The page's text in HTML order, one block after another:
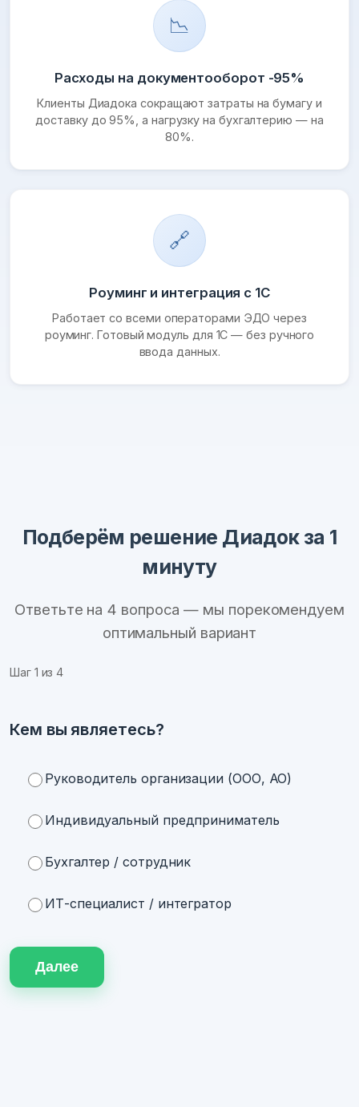
📉
Расходы на документооборот -95%
Клиенты Диадока сокращают затраты на бумагу и
доставку до 95%, а нагрузку на бухгалтерию — на
80%.
🔗
Роуминг и интеграция с 1С
Работает со всеми операторами ЭДО через
роуминг. Готовый модуль для 1С — без ручного
ввода данных.
Подберём решение Диадок за 1
минуту
Ответьте на 4 вопроса — мы порекомендуем
оптимальный вариант
Шаг 1 из 4
Кем вы являетесь?
Руководитель организации (ООО, АО)
Индивидуальный предприниматель
Бухгалтер / сотрудник
ИТ-специалист / интегратор
Далее